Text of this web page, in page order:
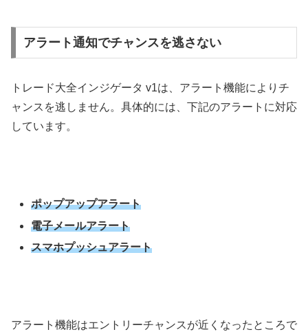
アラート通知でチャンスを逃さない
トレード大全インジゲータ v1は、アラート機能によりチ
ャンスを逃しません。具体的には、下記のアラートに対応
しています。
ポップアップアラート
電子メールアラート
スマホプッシュアラート
アラート機能はエントリーチャンスが近くなったところで